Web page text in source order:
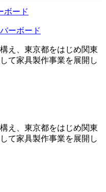
ーボード
え、東京都をはじめ関東
て家具製作事業を展開し
え、東京都をはじめ関東
て家具製作事業を展開し